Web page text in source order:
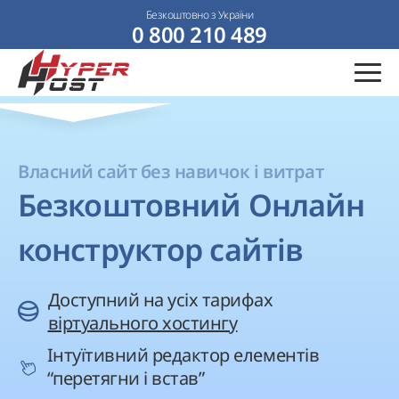
Безкоштовно з України
0 800 210 489
Власний сайт без навичок і витрат
Безкоштовний Онлайн
конструктор сайтів
Доступний на усіх тарифах
віртуального хостингу
Інтуїтивний редактор елементів
“перетягни і встав”